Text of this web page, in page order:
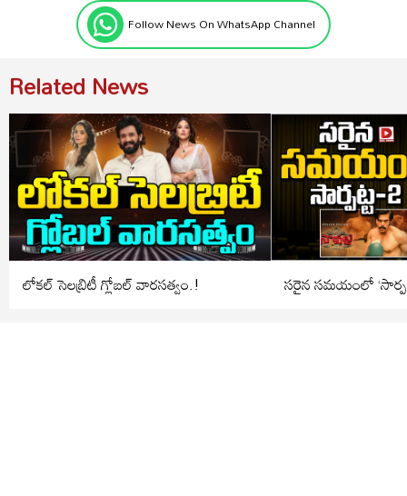
Follow News On WhatsApp Channel
Related News
లోకల్ సెలబ్రిటీ గ్లోబల్ వారసత్వం.! సరైన సమయంలో